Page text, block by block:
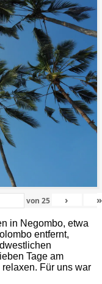
von 25 › »
in Negombo, etwa
entfernt,
Tage am
Für uns war